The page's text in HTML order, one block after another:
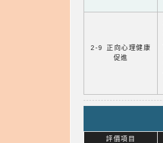
2-9 正向心理健康
促進
評價項目